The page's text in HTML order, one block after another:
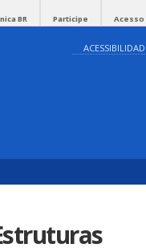
BR Participe Acesso